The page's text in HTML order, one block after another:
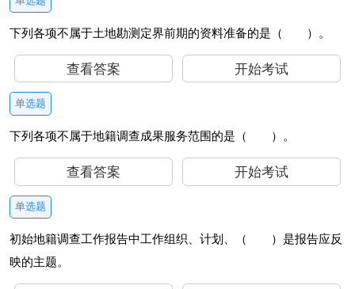
下列各项不属于土地勘测定界前期的资料准备的是（ ）。
查看答案 开始考试
单选题
下列各项不属于地籍调查成果服务范围的是（ ）。
查看答案 开始考试
单选题
初始地籍调查工作报告中工作组织、计划、（ ）是报告应反
映的主题。